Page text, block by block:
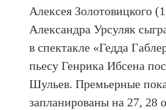
Алексея Золотовицкого
Александра Урсуляк
в спектакле «Гедда
пьесу Генрика Ибсена
Шульев. Премьерные
запланированы на 27, 28